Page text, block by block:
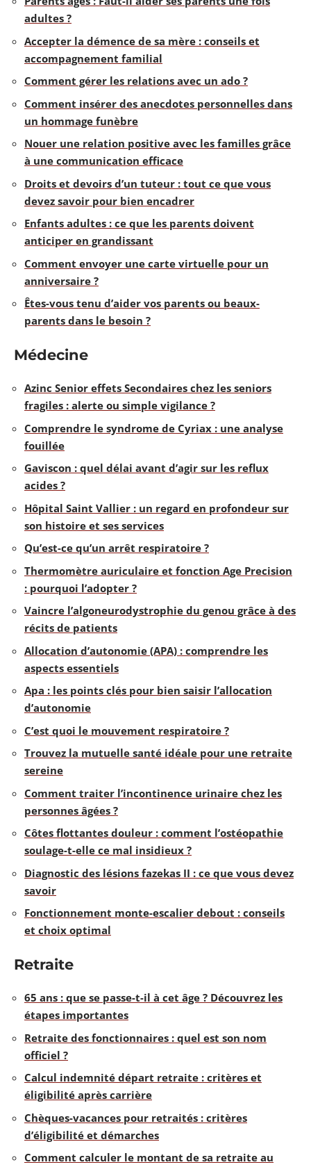
adultes ?
Accepter la démence de sa mère : conseils et
accompagnement familial
Comment gérer les relations avec un ado ?
Comment insérer des anecdotes personnelles dans
un hommage funèbre
Nouer une relation positive avec les familles grâce
à une communication efficace
Droits et devoirs d’un tuteur : tout ce que vous
devez savoir pour bien encadrer
Enfants adultes : ce que les parents doivent
anticiper en grandissant
Comment envoyer une carte virtuelle pour un
anniversaire ?
Êtes-vous tenu d’aider vos parents ou beaux-
parents dans le besoin ?
Médecine
Azinc Senior effets Secondaires chez les seniors
fragiles : alerte ou simple vigilance ?
Comprendre le syndrome de Cyriax : une analyse
fouillée
Gaviscon : quel délai avant d’agir sur les reflux
acides ?
Hôpital Saint Vallier : un regard en profondeur sur
son histoire et ses services
Qu’est-ce qu’un arrêt respiratoire ?
Thermomètre auriculaire et fonction Age Precision
: pourquoi l’adopter ?
Vaincre l’algoneurodystrophie du genou grâce à des
récits de patients
Allocation d’autonomie (APA) : comprendre les
aspects essentiels
Apa : les points clés pour bien saisir l’allocation
d’autonomie
C’est quoi le mouvement respiratoire ?
Trouvez la mutuelle santé idéale pour une retraite
sereine
Comment traiter l’incontinence urinaire chez les
personnes âgées ?
Côtes flottantes douleur : comment l’ostéopathie
soulage-t-elle ce mal insidieux ?
Diagnostic des lésions fazekas II : ce que vous devez
savoir
Fonctionnement monte-escalier debout : conseils
et choix optimal
Retraite
65 ans : que se passe-t-il à cet âge ? Découvrez les
étapes importantes
Retraite des fonctionnaires : quel est son nom
officiel ?
Calcul indemnité départ retraite : critères et
éligibilité après carrière
Chèques-vacances pour retraités : critères
d’éligibilité et démarches
Comment calculer le montant de sa retraite au